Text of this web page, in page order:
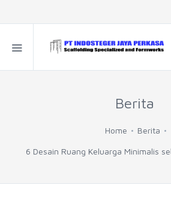
Berita
Home Berita
6 Desain Ruang Keluarga Minimalis